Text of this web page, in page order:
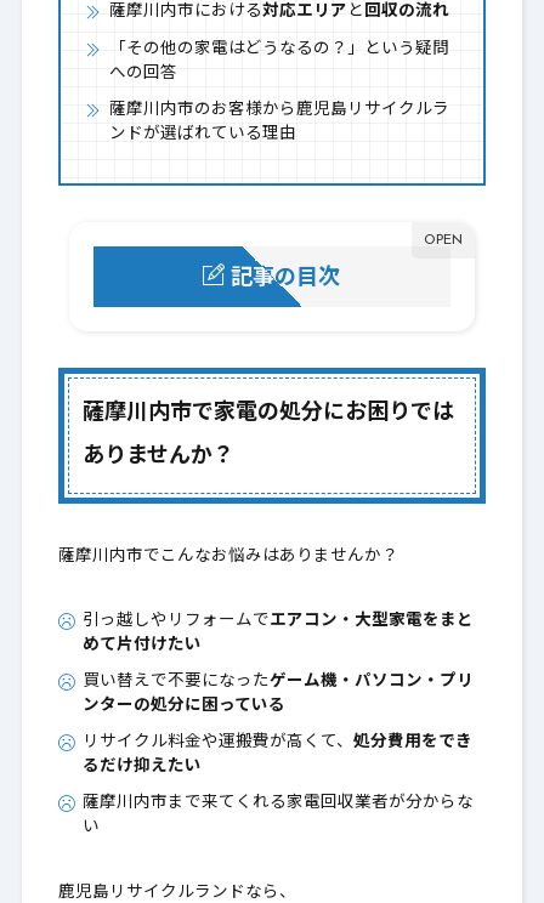
薩摩川内市における対応エリア と 回収の流れ
「その他の家電はどうなるの？」という疑問
への回答
薩摩川内市のお客様から鹿児島リサイクルラ
ンドが選ばれている理由
記事の目次
2.
薩摩川内市で無料回収できる家電一覧
2-1.薩摩川内市でエアコンを無料で処分する方法
一般的なエアコン処分費用との比較
2-1-2.鹿児島リサイクルランドなら「取り外し＋回
2-2.
エコキュート・電気温水器（業者様向けサー
ゲーム機無料回収
2-4.
パソコン無料回収（HDD破壊証明書発行も可
能）
薩摩川内市で家電の処分にお困りでは
ありませんか？
薩摩川内市でこんなお悩みはありませんか？
引っ越しやリフォームでエアコン・大型家電をまと
めて片付けたい
買い替えで不要になったゲーム機・パソコン・プリ
ンターの処分に困っている
リサイクル料金や運搬費が高くて、処分費用をでき
るだけ抑えたい
薩摩川内市まで来てくれる家電回収業者が分からな
い
鹿児島リサイクルランドなら、